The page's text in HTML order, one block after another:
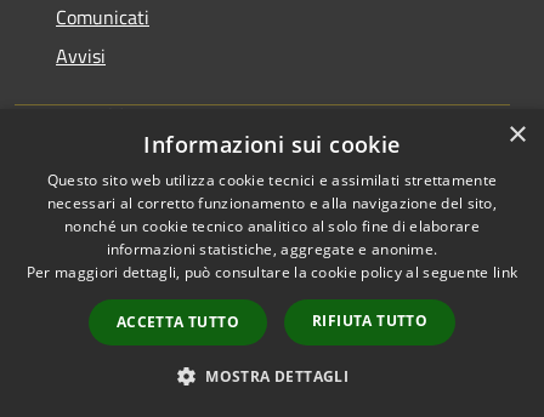
Comunicati
Avvisi
VIVERE IL COMUNE
Eventi
CONTATTI
Città di Venaria Reale
Piazza Martiri della Libertà n. 1
10078 - Venaria Reale
×
Informazioni sui cookie
Questo sito web utilizza cookie tecnici e assimilati strettamente
necessari al corretto funzionamento e alla navigazione del sito,
nonché un cookie tecnico analitico al solo fine di elaborare
informazioni statistiche, aggregate e anonime.
Per maggiori dettagli, può consultare la cookie policy al seguente link
ACCETTA TUTTO RIFIUTA TUTTO
MOSTRA DETTAGLI